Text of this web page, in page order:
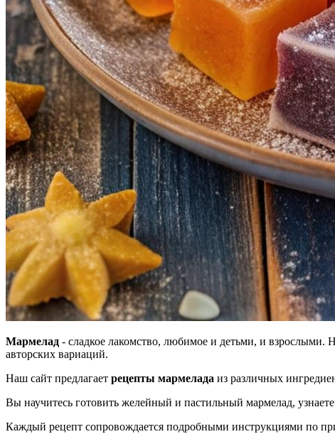
Мармелад - сладкое лакомство, любимое и детьми, и взрослыми.
авторских вариаций.
Наш сайт предлагает рецепты мармелада из различных
Вы научитесь готовить желейный и пастильный мармелад,
Каждый рецепт сопровождается подробными инструкциями по